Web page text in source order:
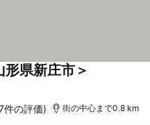
県新庄市＞
件の評価) 街の中心まで0.8 km